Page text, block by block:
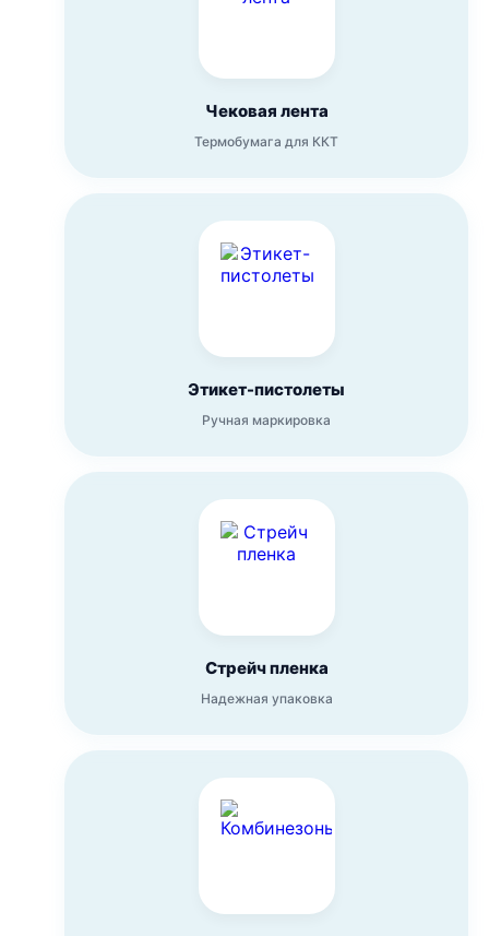
Чековая лента
Термобумага для ККТ
Этикет-пистолеты
Ручная маркировка
Стрейч пленка
Надежная упаковка